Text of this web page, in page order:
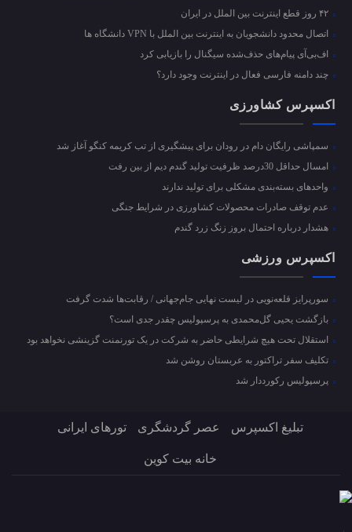
۴۲ روز قطع اینترنت بین الملل در ایران
اتصال محدود دانشجویان به اینترنت بین الملل با VPN دانشگاه ها
اف‌بی‌آی پیام‌های حذف‌شده سیگنال را بازیابی کرد
چند دامنه فارسی فعال در اینترنت وجود دارد؟
اکسپرس کشاورزی
سمپاشی رایگان دام در رودان برای پیشگیری از تب کریمه کنگو آغاز شد
امسال حداقل 30درصد ظرفیت تولید گندم دیم از بین رفت
واحد‌های بسته‌بندی مشکلی برای تولید ندارند
عدم توقف صادرات محصولات کشاورزی در شرایط جنگی
هشدار درباره احتمال بروز زنگ زرد گندم
اکسپرس ورزشی
سورپرایز قلعه‌نویی در لیست نهایی جام‌جهانی / رقابت‌ها شدت گرفت
بازگشت یحیی گل‌محمدی به پرسپولیس چقدر جدی است؟
استقلال تحت هیچ شرایطی حاضر به شرکت در یک تورنمنت گزینشی نخواهد بود
تکلیف سفر تراکتور به عربستان روشن شد
پرسپولیس رکورددار شد
تبلیغ اکسپرس عصر گردشگری تورهای ایرانی
خانه بیت کوین